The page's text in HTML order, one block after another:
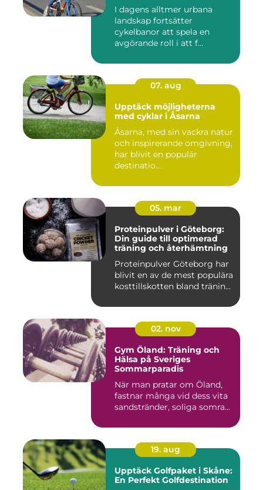
I dagens alltmer urbana
landskap fortsätter
cykelbanor att spela en
avgörande roll i att f...
07. aug
Upptäck möjligheterna
med cyklar i Åsarna
Åsarna, med sin vackra natur
och inspirerande omgivning,
har blivit en populär
destinatio...
05. mar
Proteinpulver i Göteborg:
Din guide till optimerad
träning och återhämtning
Proteinpulver Göteborg har
blivit en av de mest populära
kosttillskotten bland tränin...
02. nov
Gym Öland: Träning och
Hälsa på Sveriges
Sommarparadis
När man pratar om Öland,
fastnar många vid dess vita
sandstränder, soliga somra...
19. aug
Upptäck Golfpaket i Skåne:
En Perfekt Golfdestination